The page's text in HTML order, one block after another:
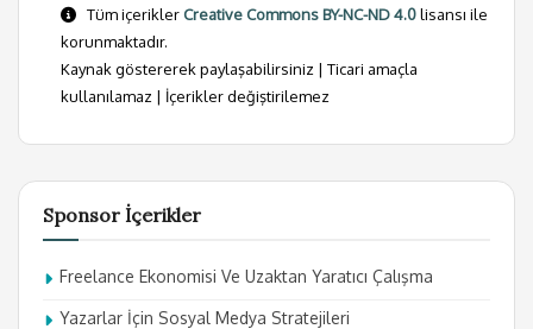
Tüm içeriklerCreative Commons BY-NC-ND 4.0lisansı ile
korunmaktadır.
Kaynak göstererek paylaşabilirsiniz | Ticari amaçla
kullanılamaz | İçerikler değiştirilemez
Sponsor İçerikler
Freelance Ekonomisi Ve Uzaktan Yaratıcı Çalışma
Yazarlar İçin Sosyal Medya Stratejileri